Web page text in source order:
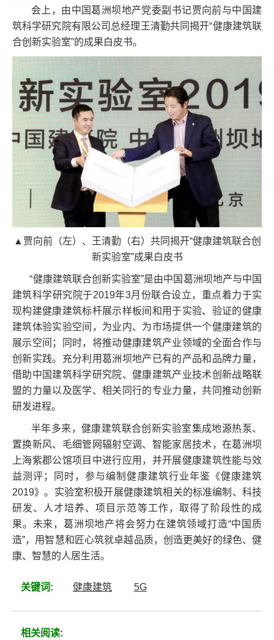
会上，由中国葛洲坝地产党委副书记贾向前与中国建
筑科学研究院有限公司总经理王清勤共同揭开“健康建筑联
合创新实验室”的成果白皮书。
▲贾向前（左）、王清勤（右）共同揭开“健康建筑联合创
新实验室”成果白皮书
“健康建筑联合创新实验室”是由中国葛洲坝地产与中国
建筑科学研究院于2019年3月份联合设立，重点着力于实
现构建健康建筑标杆展示样板间和用于实验、验证的健康
建筑体验实验空间，为业内、为市场提供一个健康建筑的
展示空间；同时，将推动健康建筑产业领域的全面合作与
创新实践。充分利用葛洲坝地产已有的产品和品牌力量，
借助中国建筑科学研究院、健康建筑产业技术创新战略联
盟的力量以及医学、相关同行的专业力量，共同推动创新
研发进程。
半年多来，健康建筑联合创新实验室集成地源热泵、
置换新风、毛细管网辐射空调、智能家居技术，在葛洲坝
上海紫郡公馆项目中进行应用，并开展健康建筑性能与效
益测评；同时，参与编制健康建筑行业年鉴《健康建筑
2019》。实验室积极开展健康建筑相关的标准编制、科技
研发、人才培养、项目示范等工作，取得了阶段性的成
果。未来，葛洲坝地产将会努力在建筑领域打造“中国质
造”，用智慧和匠心筑就卓越品质，创造更美好的绿色、健
康、智慧的人居生活。
关键词: 健康建筑 5G
相关阅读: